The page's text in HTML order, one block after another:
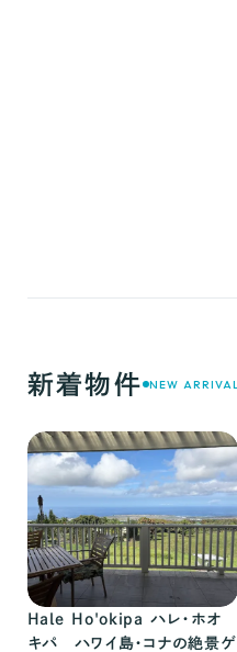
新着物件 NEW ARRIVAL
Hale Ho'okipa ハレ・ホオ
キパ ハワイ島・コナの絶景ゲ